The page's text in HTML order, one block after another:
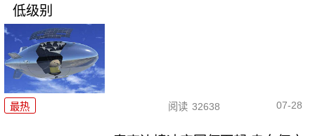
低级别
最热 阅读 32638 07-28